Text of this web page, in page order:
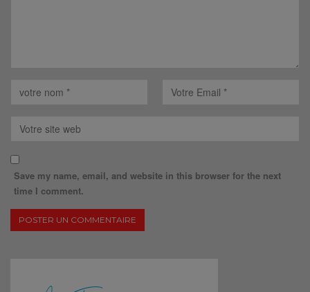
Save my name, email, and website in this browser for the next
time I comment.